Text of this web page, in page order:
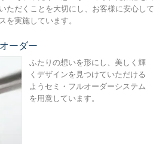
ただくことを大切にし、お客様に安心して
を実施しています。
ーダー
ふたりの想いを形にし、美しく輝
くデザインを見つけていただける
ようセミ・フルオーダーシステム
を用意しています。